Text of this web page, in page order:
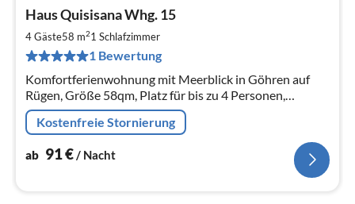
Haus Quisisana Whg. 15
4 Gäste58 m21 Schlafzimmer
1 Bewertung
Komfortferienwohnung mit Meerblick in Göhren auf
Rügen, Größe 58qm, Platz für bis zu 4 Personen,
Strandnähe, WLAN, modernes Duschbad und Küche,
Buchung direkt beim Vermieter
Kostenfreie Stornierung
ab 91€ / Nacht